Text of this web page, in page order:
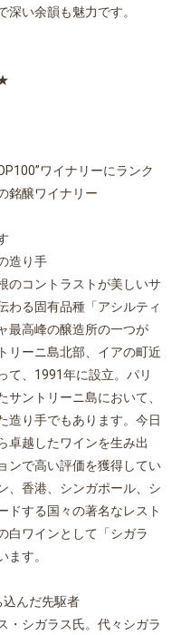
い余韻も魅力です。
ワイナリーにランク
銘醸ワイナリー
造り手
のコントラストが美しいサ
わる固有品種「アシルティ
最高峰の醸造所の一つが
リーニ島北部、イアの町近
て、1991年に設立。パリ
ントリーニ島において、
造り手でもあります。今日
卓越したワインを生み出
ンで高い評価を獲得してい
、香港、シンガポール、シ
ドする国々の著名なレスト
白ワインとして「シガラ
ます。
んだ先駆者
・シガラス氏。代々シガラ